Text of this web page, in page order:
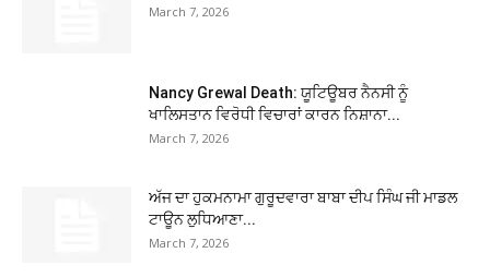
March 7, 2026
Nancy Grewal Death: ਯੂਟਿਊਬਰ ਨੈਨਸੀ ਨੂੰ
ਖਾਲਿਸਤਾਨ ਵਿਰੋਧੀ ਵਿਚਾਰਾਂ ਕਾਰਨ ਨਿਸ਼ਾਨਾ...
March 7, 2026
ਅੱਜ ਦਾ ਹੁਕਮਨਾਮਾ ਗੁਰੂਦਵਾਰਾ ਬਾਬਾ ਦੀਪ ਸਿੰਘ ਜੀ ਮਾਡਲ
ਟਾਊਨ ਲੁਧਿਆਣਾ...
March 7, 2026